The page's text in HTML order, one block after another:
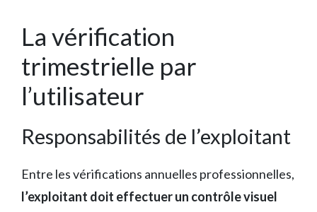
La vérification
trimestrielle par
l’utilisateur
Responsabilités de l’exploitant
Entre les vérifications annuelles professionnelles,
l’exploitant doit effectuer un contrôle visuel